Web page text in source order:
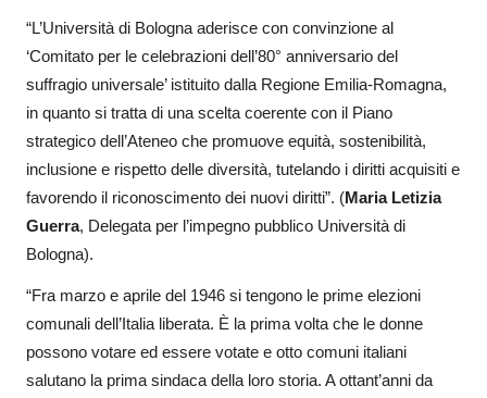
“L’Università di Bologna aderisce con convinzione al
‘Comitato per le celebrazioni dell’80° anniversario del
suffragio universale’ istituito dalla Regione Emilia-Romagna,
in quanto si tratta di una scelta coerente con il Piano
strategico dell’Ateneo che promuove equità, sostenibilità,
inclusione e rispetto delle diversità, tutelando i diritti acquisiti e
favorendo il riconoscimento dei nuovi diritti”. (Maria Letizia
Guerra, Delegata per l’impegno pubblico Università di
Bologna).
“Fra marzo e aprile del 1946 si tengono le prime elezioni
comunali dell’Italia liberata. È la prima volta che le donne
possono votare ed essere votate e otto comuni italiani
salutano la prima sindaca della loro storia. A ottant’anni da